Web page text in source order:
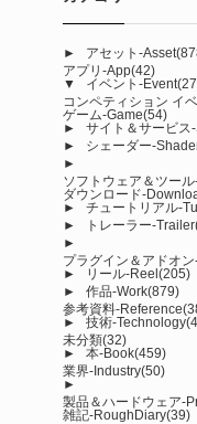
► アセット-Asset
アプリ-App(42)
▼
イベント-Event
コンペティション イ
ゲーム-Game(54)
►
サイト＆サービス
►
シェーダー-
►
ソフトウェア＆ツー
ダウンロード-
►
チュートリアル-
►
トレーラー-Trailer
►
プラグイン＆アドオ
►
リール-Reel(205)
►
作品-Work(879)
参考資料-Reference
►
技術-Technology
未分類(32)
►
本-Book(459)
業界-Industry(50)
►
製品＆ハードウェア-
雑記-RoughDiary(39)